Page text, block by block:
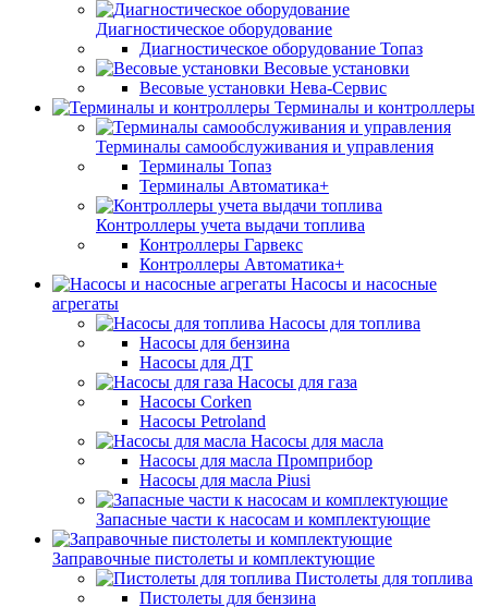
Диагностическое оборудование
Диагностическое оборудование Топаз
Весовые установки
Весовые установки Нева-Сервис
Терминалы и контроллеры
Терминалы самообслуживания и управления
Терминалы Топаз
Терминалы Автоматика+
Контроллеры учета выдачи топлива
Контроллеры Гарвекс
Контроллеры Автоматика+
Насосы и насосные
агрегаты
Насосы для топлива
Насосы для бензина
Насосы для ДТ
Насосы для газа
Насосы Corken
Насосы Petroland
Насосы для масла
Насосы для масла Промприбор
Насосы для масла Piusi
Запасные части к насосам и комплектующие
Заправочные пистолеты и комплектующие
Пистолеты для топлива
Пистолеты для бензина